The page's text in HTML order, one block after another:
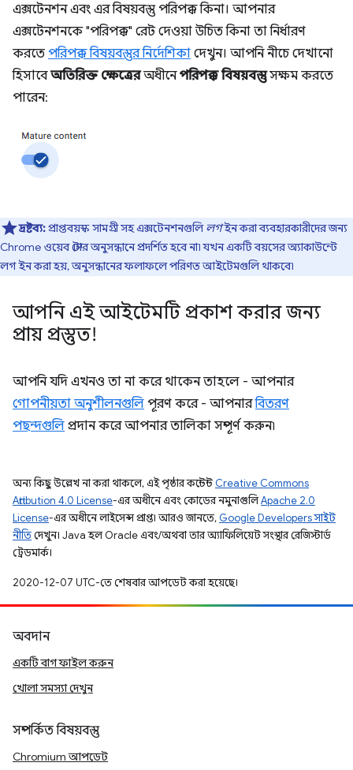
এক্সটেনশন এবং এর বিষয়বস্তু পরিপক্ক কিনা। আপনার
এক্সটেনশনকে "পরিপক্ক" রেট দেওয়া উচিত কিনা তা নির্ধারণ
করতে পরিপক্ক বিষয়বস্তুর নির্দেশিকা দেখুন। আপনি নীচে দেখানো
হিসাবেঅতিরিক্ত ক্ষেত্রেরঅধীনেপরিপক্ক বিষয়বস্তুসক্ষম করতে
পারেন:
দ্রষ্টব্য:প্রাপ্তবয়স্ক সামগ্রী সহ এক্সটেনশনগুলিলগইন করা ব্যবহারকারীদের জন্য
Chrome ওয়েব স্টোর অনুসন্ধানে প্রদর্শিত হবে না৷ যখন একটি বয়সের অ্যাকাউন্টে
লগ ইন করা হয়, অনুসন্ধানের ফলাফলে পরিণত আইটেমগুলি থাকবে৷
আপনি এই আইটেমটি প্রকাশ করার জন্য
প্রায় প্রস্তুত!
আপনি যদি এখনও তা না করে থাকেন তাহলে - আপনার
গোপনীয়তা অনুশীলনগুলি পূরণ করে - আপনারবিতরণ
পছন্দগুলি প্রদান করে আপনার তালিকা সম্পূর্ণ করুন৷
অন্য কিছু উল্লেখ না করা থাকলে, এই পৃষ্ঠার কন্টেন্ট Creative Commons
Attribution 4.0 License-এর অধীনে এবং কোডের নমুনাগুলিApache 2.0
License-এর অধীনে লাইসেন্স প্রাপ্ত। আরও জানতে, Google Developers সাইট
নীতিদেখুন। Java হল Oracle এবং/অথবা তার অ্যাফিলিয়েট সংস্থার রেজিস্টার্ড
ট্রেডমার্ক।
2020-12-07 UTC-তে শেষবার আপডেট করা হয়েছে।
অবদান
একটি বাগ ফাইল করুন
খোলা সমস্যা দেখুন
সম্পর্কিত বিষয়বস্তু
Chromium আপডেট